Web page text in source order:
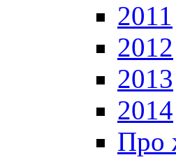
2011
2012
2013
2014
Про